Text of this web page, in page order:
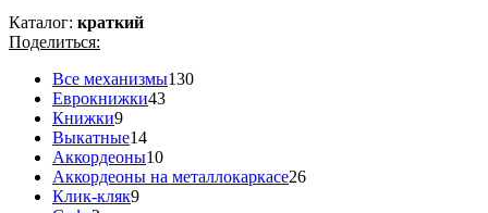
Каталог: краткий
Поделиться:
Все механизмы130
Еврокнижки43
Книжки9
Выкатные14
Аккордеоны10
Аккордеоны на металлокаркасе26
Клик-кляк9